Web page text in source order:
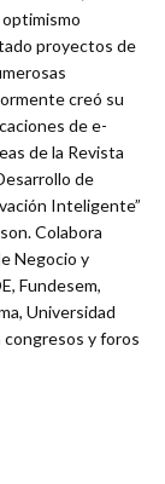
proyectos de
creó su
de e-
de la Revista
de
Inteligente”
Colabora
Negocio y
Fundesem,
Universidad
congresos y foros